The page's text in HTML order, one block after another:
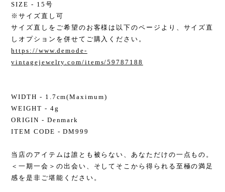
SIZE - 15号
※サイズ直し可
サイズ直しをご希望のお客様は以下のページより、サイズ直
しオプションを併せてご購入ください。
https://www.demode-
vintagejewelry.com/items/59787188
WIDTH - 1.7cm(Maximum)
WEIGHT - 4g
ORIGIN - Denmark
ITEM CODE - DM999
当店のアイテムは誰とも被らない、あなただけの一点もの。
＜一期一会＞の出会い、そしてそこから得られる至極の満足
感を是非ご堪能ください。